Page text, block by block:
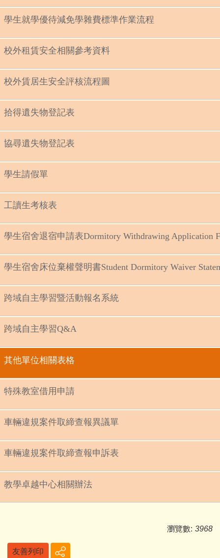
學生就學優待減免學雜費標準作業流程
校外租賃安全相關參考資料
校外賃居生安全評核流程圖
拾得遺失物登記表
協尋遺失物登記表
學生請假單
工讀生考核表
學生宿舍退宿申請表Dormitory Withdrawing Application
學生宿舍床位棄權聲明書Student Dormitory Waiver
跨域自主學習暨活動報名系統
跨域自主學習Q&A
其他單位相關表格
特殊教室借用申請
車輛違規案件取締查報異議單
車輛違規案件取締查報申訴表
教學卓越中心相關辦法
瀏覽數: 3968
友善列印